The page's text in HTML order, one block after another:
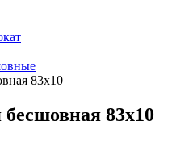
83х10
83х10